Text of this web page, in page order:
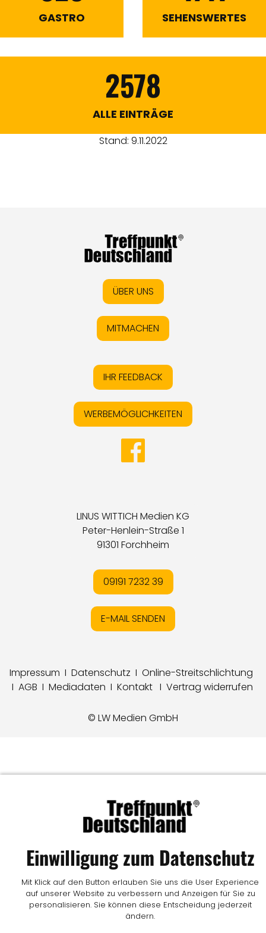
GASTRO SEHENSWERTES
2578
ALLE EINTRÄGE
Stand: 9.11.2022
ÜBER UNS
MITMACHEN
IHR FEEDBACK
WERBEMÖGLICHKEITEN
LINUS WITTICH Medien KG
Peter-Henlein-Straße 1
91301 Forchheim
09191 7232 39
E-MAIL SENDEN
Impressum I Datenschutz I Online-Streitschlichtung
I AGB I Mediadaten I Kontakt I Vertrag widerrufen
© LW Medien GmbH
Einwilligung zum Datenschutz
Mit Klick auf den Button erlauben Sie uns die User Experience
auf unserer Website zu verbessern und Anzeigen für Sie zu
personalisieren. Sie können diese Entscheidung jederzeit
ändern.